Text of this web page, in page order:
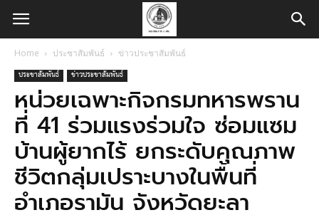
Home ประชาสัมพันธ์ ข่าวประชาสัมพันธ์
ประชาสัมพันธ์ ข่าวประชาสัมพันธ์
หน่วยเฉพาะกิจกรมทหารพราน
ที่ 41 ร่วมแรงร่วมใจ ซ่อมแซม
บ้านผู้ยากไร้ ยกระดับคุณภาพ
ชีวิตกลุ่มเปราะบางในพื้นที่
อำเภอรามัน จังหวัดยะลา